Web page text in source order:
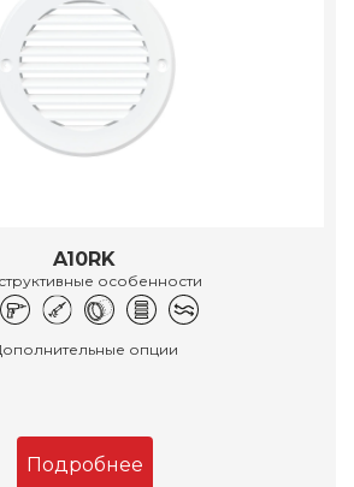
A10RK
особенности
опции
Подробнее